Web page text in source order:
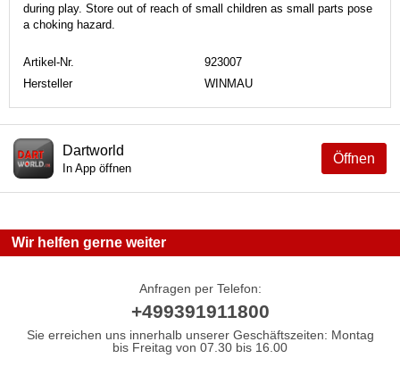
during play. Store out of reach of small children as small parts pose
a choking hazard.
Artikel-Nr.
923007
Hersteller
WINMAU
Öffnen
Dartworld
In App öffnen
Wir helfen gerne weiter
Anfragen per Telefon:
+499391911800
Sie erreichen uns innerhalb unserer Geschäftszeiten: Montag
bis Freitag von 07.30 bis 16.00